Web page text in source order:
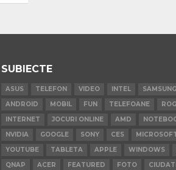
SUBIECTE
ASUS TELEFON VIDEO INTEL
SAMSUNG
ANDROID
MOBIL FUN TELEFOANE
ROG
INTERNET
JOCURI ONLINE AMD
NVIDIA
GOOGLE SONY CES
YOUTUBE
TABLETA APPLE WINDOWS
QNAP
ACER FEATURED FOTO